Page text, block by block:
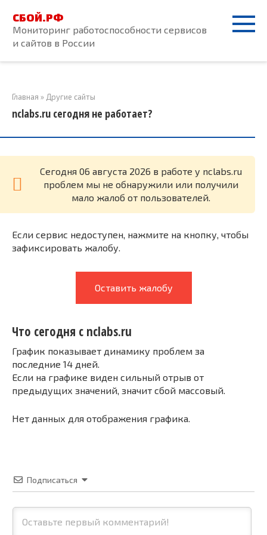
контенту
СБОЙ.РФ
Мониторинг работоспособности сервисов
и сайтов в России
Главная » Другие сайты
nclabs.ru сегодня не работает?
Cегодня 06 августа 2026 в работе у nclabs.ru
проблем мы не обнаружили или получили
мало жалоб от пользователей.
Если сервис недоступен, нажмите на кнопку, чтобы
зафиксировать жалобу.
Оставить жалобу
Что сегодня с nclabs.ru
График показывает динамику проблем за
последние 14 дней.
Если на графике виден сильный отрыв от
предыдущих значений, значит сбой массовый.
Нет данных для отображения графика.
Подписаться